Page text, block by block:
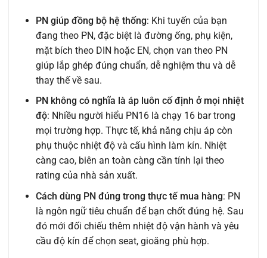
PN giúp đồng bộ hệ thống: Khi tuyến của bạn
đang theo PN, đặc biệt là đường ống, phụ kiện,
mặt bích theo DIN hoặc EN, chọn van theo PN
giúp lắp ghép đúng chuẩn, dễ nghiệm thu và dễ
thay thế về sau.
PN không có nghĩa là áp luôn cố định ở mọi nhiệt
độ: Nhiều người hiểu PN16 là chạy 16 bar trong
mọi trường hợp. Thực tế, khả năng chịu áp còn
phụ thuộc nhiệt độ và cấu hình làm kín. Nhiệt
càng cao, biên an toàn càng cần tính lại theo
rating của nhà sản xuất.
Cách dùng PN đúng trong thực tế mua hàng: PN
là ngôn ngữ tiêu chuẩn để bạn chốt đúng hệ. Sau
đó mới đối chiếu thêm nhiệt độ vận hành và yêu
cầu độ kín để chọn seat, gioăng phù hợp.